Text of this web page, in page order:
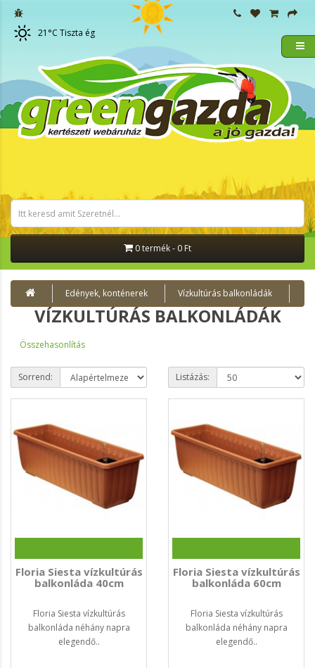
21 °C Tiszta ég
0 termék - 0 Ft
Edények, konténerek Vízkultúrás balkonládák
VÍZKULTÚRÁS BALKONLÁDÁK
Összehasonlítás
Sorrend: Listázás:
Floria Siesta vízkultúrás
balkonláda 40cm
Floria Siesta vízkultúrás
balkonláda néhány napra
elegendő..
Floria Siesta vízkultúrás
balkonláda 60cm
Floria Siesta vízkultúrás
balkonláda néhány napra
elegendő..